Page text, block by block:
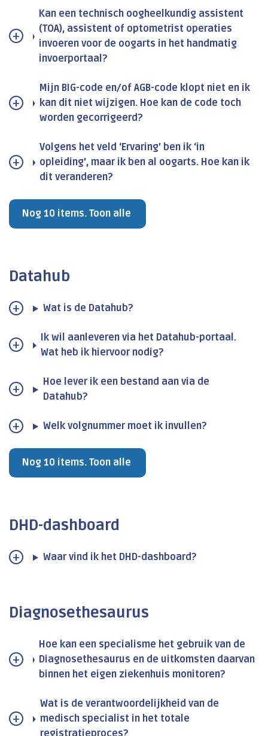
Kan een technisch oogheelkundig assistent
(TOA), assistent of optometrist operaties
invoeren voor de oogarts in het handmatig
invoerportaal?
Mijn BIG-code en/of AGB-code klopt niet en ik
kan dit niet wijzigen. Hoe kan de code toch
worden gecorrigeerd?
Volgens het veld ‘Ervaring’ ben ik ‘in
opleiding’, maar ik ben al oogarts. Hoe kan ik
dit veranderen?
Nog 10 items. Toon alle
Datahub
Wat is de Datahub?
Ik wil aanleveren via het Datahub-portaal.
Wat heb ik hiervoor nodig?
Hoe lever ik een bestand aan via de
Datahub?
Welk volgnummer moet ik invullen?
Nog 10 items. Toon alle
DHD-dashboard
Waar vind ik het DHD-dashboard?
Diagnosethesaurus
Hoe kan een specialisme het gebruik van de
Diagnosethesaurus en de uitkomsten daarvan
binnen het eigen ziekenhuis monitoren?
Wat is de verantwoordelijkheid van de
medisch specialist in het totale